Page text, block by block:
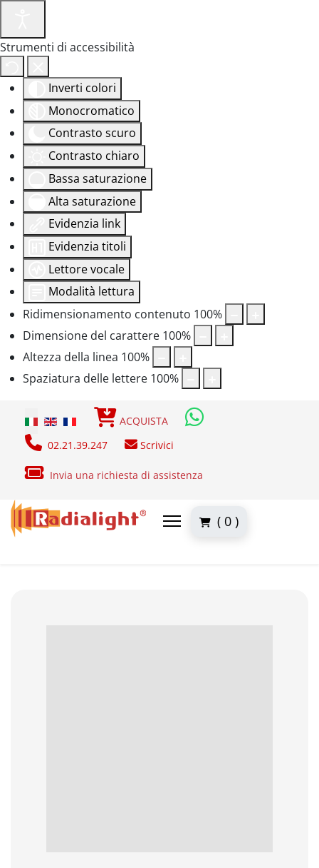
Strumenti di accessibilità
Inverti colori
Monocromatico
Contrasto scuro
Contrasto chiaro
Bassa saturazione
Alta saturazione
Evidenzia link
Evidenzia titoli
Lettore vocale
Modalità lettura
Ridimensionamento contenuto 100%
Dimensione del carattere 100%
Altezza della linea 100%
Spaziatura delle lettere 100%
Seleziona la tua linguaACQUISTA
02.21.39.247
Scrivici
Invia una richiesta di assistenza
( 0 )